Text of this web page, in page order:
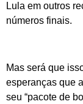
Lula em outros
números finais.
Mas será que
esperanças que
seu “pacote de